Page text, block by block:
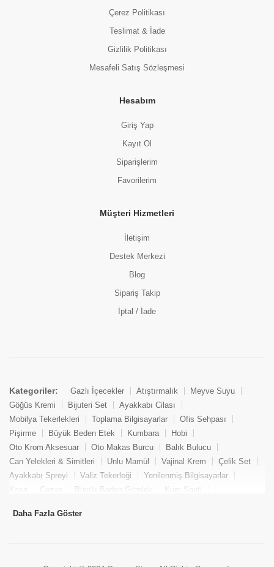
Çerez Politikası
Teslimat & İade
Gizlilik Politikası
Mesafeli Satış Sözleşmesi
Hesabım
Giriş Yap
Kayıt Ol
Siparişlerim
Favorilerim
Müşteri Hizmetleri
İletişim
Destek Merkezi
Blog
Sipariş Takip
İptal / İade
Kategoriler: Gazlı İçecekler Atıştırmalık
Meyve Suyu
Göğüs Kremi
Bijuteri Set
Ayakkabı Cilası
Mobilya Tekerlekleri
Toplama Bilgisayarlar
Ofis Sehpası
Pişirme
Büyük Beden Etek Kumbara
Hobi
Oto Krom Aksesuar
Oto Makas Burcu
Balık Bulucu
Can Yelekleri & Simitleri
Unlu Mamül Vajinal Krem
Çelik Set
Ayakkabı Spreyi
Valiz Tekerleği
Yenilenmiş Bilgisayarlar
Kasa
Cezve Büyük Beden Gömlek
Kum Saati
Tekne Bağlama & Demirleme
Daha Fazla Göster